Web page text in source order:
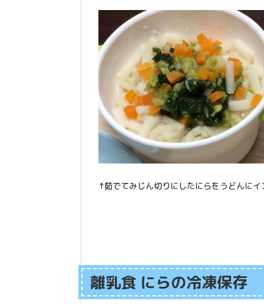
↑茹でてみじん切りにしたにらをうどんにイ
離乳食 にらの冷凍保存